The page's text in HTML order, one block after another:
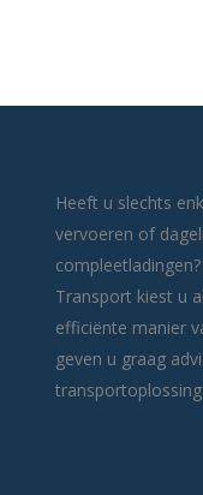
Heeft u slechts
vervoeren of
Transport kiest u
efficiënte manier
geven u graag